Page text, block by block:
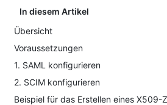
In diesem Artikel
Übersicht
Voraussetzungen
1. SAML konfigurieren
2. SCIM konfigurieren
Beispiel für das Erstellen eines X509-